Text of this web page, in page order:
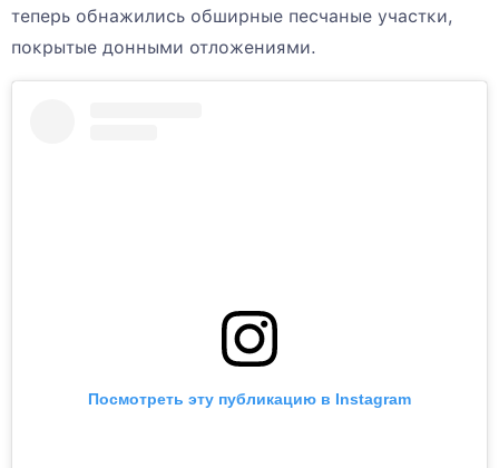
теперь обнажились обширные песчаные участки,
покрытые донными отложениями.
Посмотреть эту публикацию в Instagram